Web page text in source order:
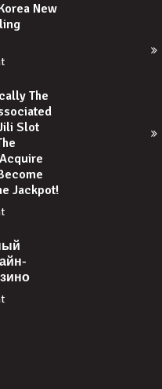
New
The
Slot
Jackpot!